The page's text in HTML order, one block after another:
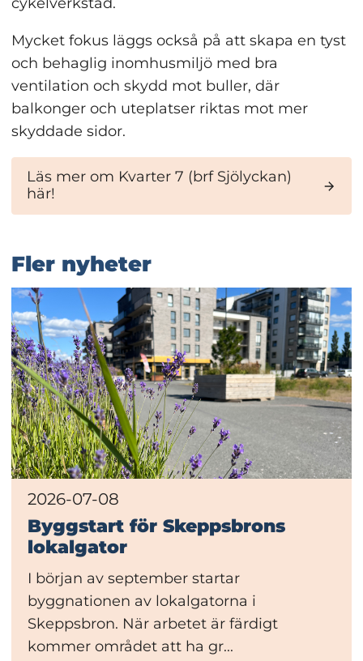
Mycket fokus läggs också på att skapa en tyst
och behaglig inomhusmiljö med bra
ventilation och skydd mot buller, där
balkonger och uteplatser riktas mot mer
skyddade sidor.
Läs mer om Kvarter 7 (brf Sjölyckan)
här!
Fler nyheter
2026-07-08
Byggstart för Skeppsbrons
lokalgator
I början av september startar
byggnationen av lokalgatorna i
Skeppsbron. När arbetet är färdigt
kommer området att ha gr...